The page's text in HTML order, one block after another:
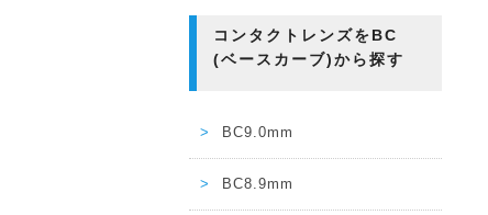
コンタクトレンズをBC
(ベースカーブ)から探す
BC9.0mm
BC8.9mm